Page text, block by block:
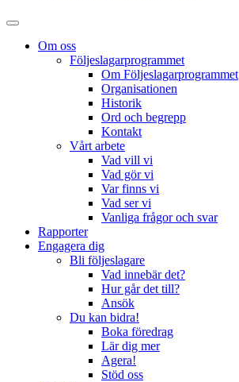
Om oss
Följeslagarprogrammet
Om Följeslagarprogrammet
Organisationen
Historik
Ord och begrepp
Kontakt
Vårt arbete
Vad vill vi
Vad gör vi
Var finns vi
Vad ser vi
Vanliga frågor och svar
Rapporter
Engagera dig
Bli följeslagare
Vad innebär det?
Hur går det till?
Ansök
Du kan bidra!
Boka föredrag
Lär dig mer
Agera!
Stöd oss